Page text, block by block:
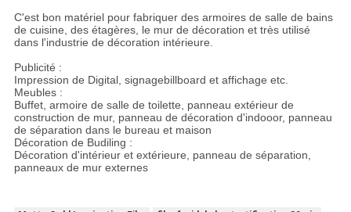
C'est bon matériel pour fabriquer des armoires de salle de bains
de cuisine, des étagères, le mur de décoration et très utilisé
dans l'industrie de décoration intérieure.
Publicité :
Impression de Digital, signagebillboard et affichage etc.
Meubles :
Buffet, armoire de salle de toilette, panneau extérieur de
construction de mur, panneau de décoration d'indooor, panneau
de séparation dans le bureau et maison
Décoration de Budiling :
Décoration d'intérieur et extérieure, panneau de séparation,
panneaux de mur externes